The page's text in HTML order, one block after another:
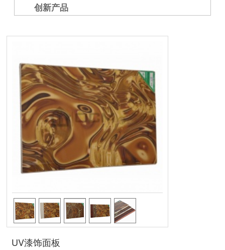
创新产品
UV漆饰面板